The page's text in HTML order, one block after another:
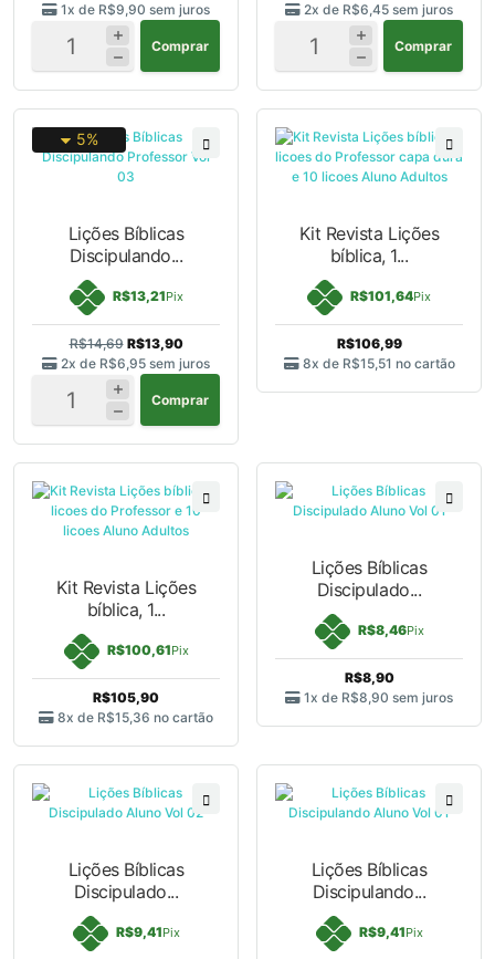
1x de R$9,90 sem juros
Comprar
2x de R$6,45 sem juros
Comprar
5%
Lições Bíblicas
Discipulando...
R$13,21Pix
R$14,69 R$13,90
2x de R$6,95 sem juros
Comprar
Kit Revista Lições
bíblica, 1...
R$101,64Pix
R$106,99
8x de R$15,51 no cartão
Kit Revista Lições
bíblica, 1...
R$100,61Pix
R$105,90
8x de R$15,36 no cartão
Lições Bíblicas
Discipulado...
R$8,46Pix
R$8,90
1x de R$8,90 sem juros
Lições Bíblicas
Discipulado...
R$9,41Pix
Lições Bíblicas
Discipulando...
R$9,41Pix